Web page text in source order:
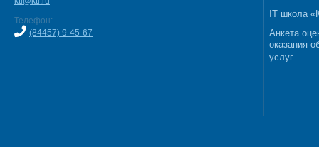
Телефон:
(84457) 9-45-67
IT школа
Анкета
оказания
услуг